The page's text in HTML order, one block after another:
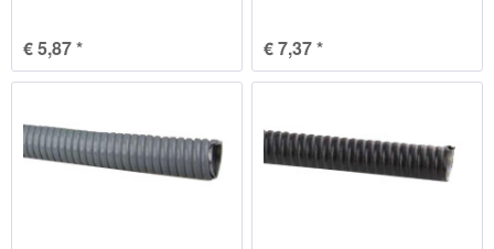
€ 5,87 * € 7,37 *